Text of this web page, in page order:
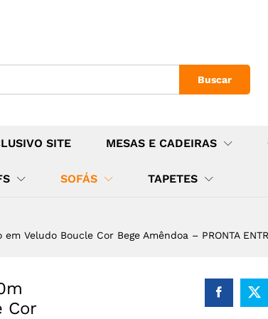
Buscar
SITE MESAS E CADEIRAS
SOFÁS TAPETES
Veludo Boucle Cor Bege Amêndoa – PRONTA
Cor